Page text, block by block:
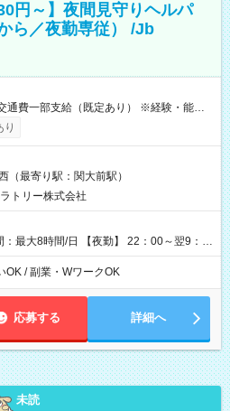
円～】夜間見守りヘルパ
ら／夜勤専従） /Jb
費一部支給（既定あり） ※経験・能力を
、本採用時と異なる部分があります。 雇
じです。 給与：時給 1,610円以上
り
（最寄り駅：関大前駅）
トリー株式会社
最大8時間/日 【夜勤】 22：00～翌9：
時から翌9時 など ※上記の時間
週同じ曜日での勤務となります）
OK / 副業・WワークOK
応募する 詳細へ
未読